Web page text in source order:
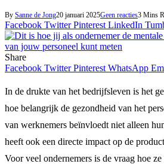
By Sanne de Jong20 januari 2025Geen reacties3 Mins
Facebook Twitter Pinterest LinkedIn
Share
Facebook Twitter Pinterest WhatsApp
In de drukte van het bedrijfsleven is het
hoe belangrijk de gezondheid van het
van werknemers beïnvloedt niet alleen
heeft ook een directe impact op de
Voor veel ondernemers is de vraag hoe